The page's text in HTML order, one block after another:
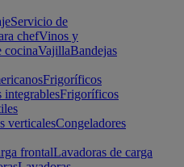
Servicio de
chefVinos y
cocinaVajillaBandejas
Frigoríficos
Frigoríficos
verticalesCongeladores
frontalLavadoras de carga